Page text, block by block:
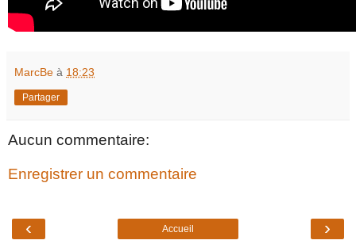
MarcBe à 18:23
Partager
Aucun commentaire:
Enregistrer un commentaire
‹ ›
Accueil